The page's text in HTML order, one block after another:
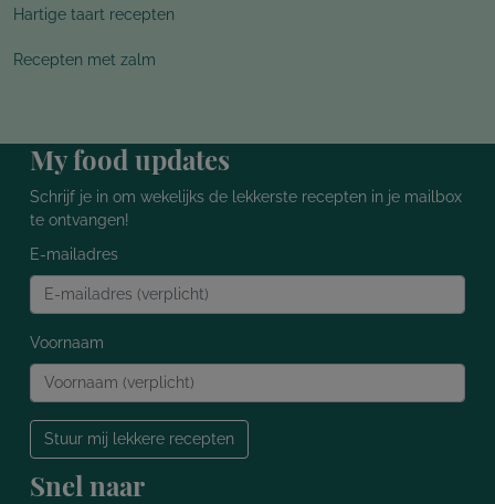
Hartige taart recepten
Recepten met zalm
My food updates
Schrijf je in om wekelijks de lekkerste recepten in je mailbox
te ontvangen!
E-mailadres
Voornaam
Stuur mij lekkere recepten
Snel naar